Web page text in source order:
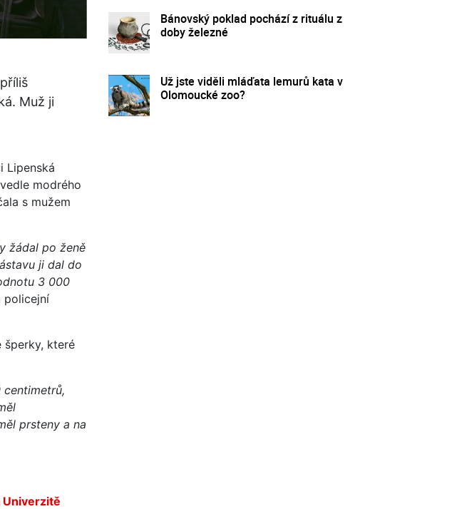
Muž ji
Lipenská
modrého
s mužem
žádal po ženě
ji dal do
3 000
šperky, které
centimetrů,
prsteny a na
Univerzitě
Bánovský poklad pochází z rituálu z
doby železné
Už jste viděli mláďata lemurů kata v
Olomoucké zoo?